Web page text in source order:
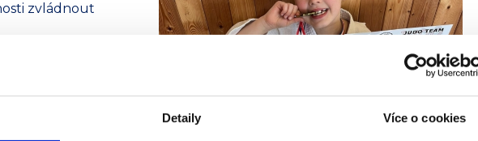
Detaily Více o cookies
zvládnout
systematické
práce, která se v
výsledků.